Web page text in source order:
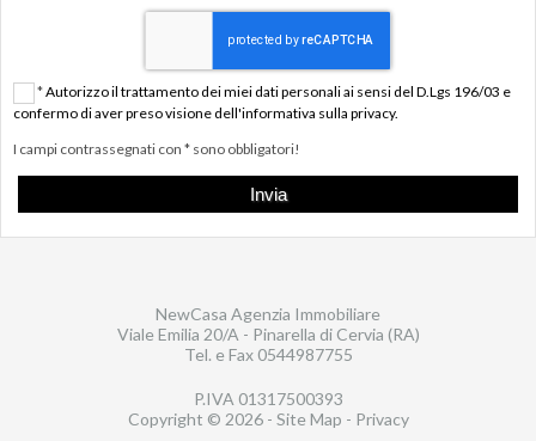
*Autorizzo il trattamento dei miei dati personali ai sensi del D.Lgs 196/03 e
confermo di aver preso visione dell'informativa sulla privacy.
I campi contrassegnati con * sono obbligatori!
NewCasa Agenzia Immobiliare
Viale Emilia 20/A - Pinarella di Cervia (RA)
Tel. e Fax 0544987755
P.IVA 01317500393
Copyright © 2026 - Site Map - Privacy